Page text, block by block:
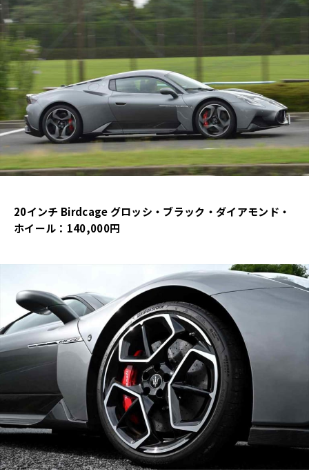
20インチ Birdcage グロッシ・ブラック・ダイアモンド・
ホイール：140,000円